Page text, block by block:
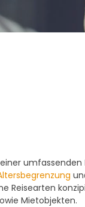
umfassenden
Reisearten
Mietobjekten.